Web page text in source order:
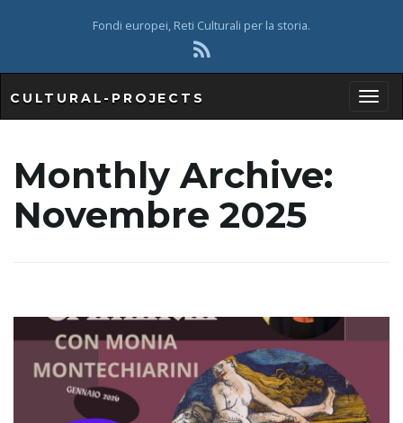
Fondi europei, Reti Culturali per la storia.
CULTURAL-PROJECTS
Monthly Archive:
Novembre 2025